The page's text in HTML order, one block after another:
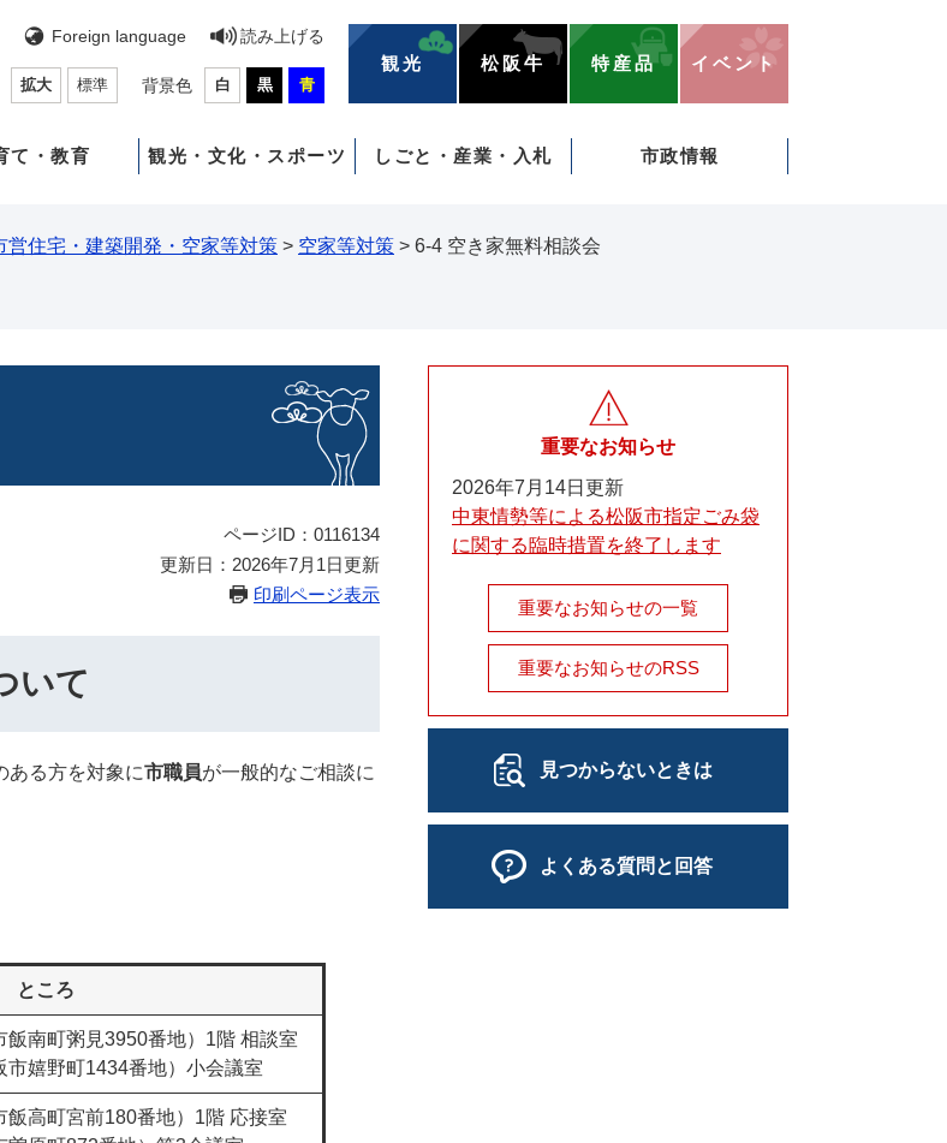
Foreign language 読み上げる
拡大 標準 背景色 白 黒 青
観光 松阪牛 特産品 イベント
て・教育 観光・文化・スポーツ しごと・産業・入札 市政情報
営住宅・建築開発・空家等対策 > 空家等対策 > 6-4 空き家無料相談会
ページID：0116134
更新日：2026年7月1日更新
印刷ページ表示
いて
ある方を対象に市職員が一般的なご相談に
ところ
飯南町粥見3950番地）1階 相談室
市嬉野町1434番地）小会議室
飯高町宮前180番地）1階 応接室
重要なお知らせ
2026年7月14日更新
中東情勢等による松阪市指定ごみ袋
に関する臨時措置を終了します
重要なお知らせの一覧
重要なお知らせのRSS
見つからないときは
よくある質問と回答